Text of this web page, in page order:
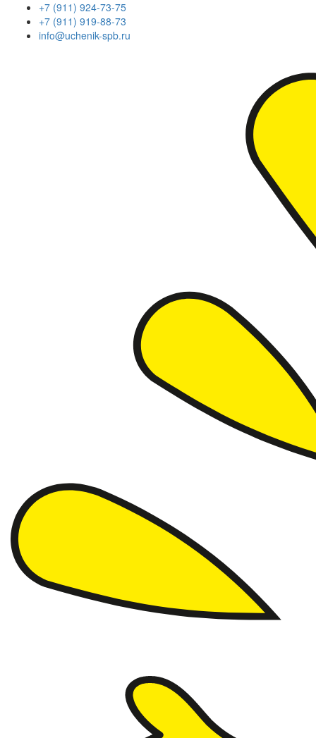
+7 (911) 924-73-75
+7 (911) 919-88-73
info@uchenik-spb.ru